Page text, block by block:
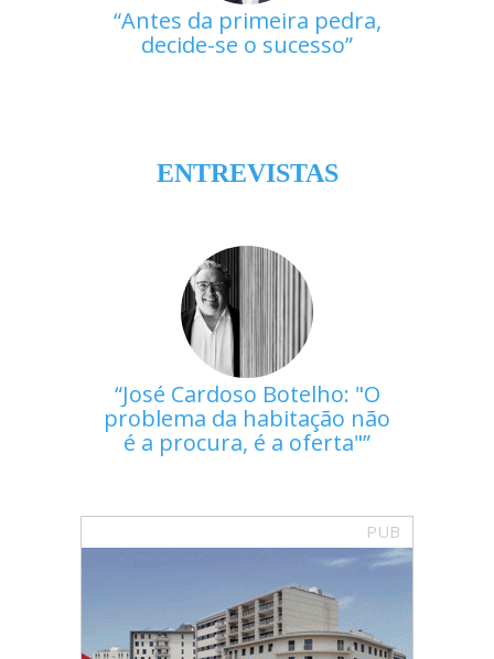
Antes da primeira pedra,
decide-se o sucesso
ENTREVISTAS
José Cardoso Botelho: "O
problema da habitação não
é a procura, é a oferta"
PUB